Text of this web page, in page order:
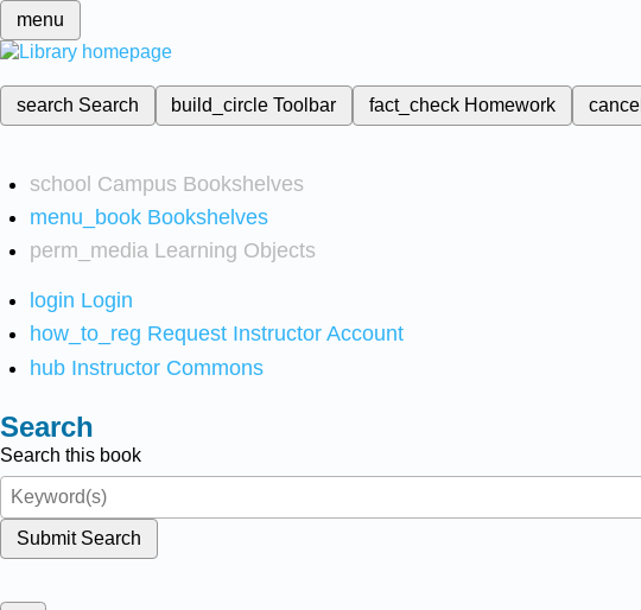
menu
search Search build_circleToolbar fact_check Homework cancel
school Campus Bookshelves
menu_book Bookshelves
perm_media Learning Objects
login Login
how_to_reg Request Instructor Account
hub Instructor Commons
Search
Search this book
Submit Search